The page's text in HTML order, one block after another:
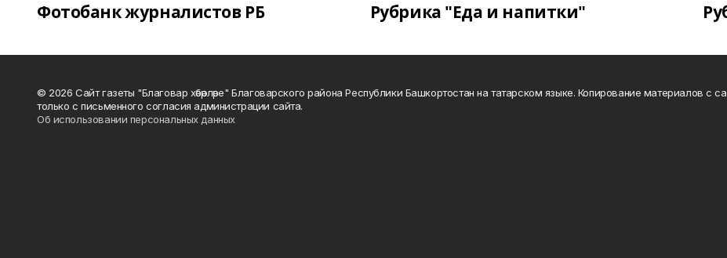
Фотобанк журналистов РБ Рубрика "Еда и напитки"
© 2026 Сайт газеты "Благовар хәбәрләре" Благоварского района Республики Башкортостан на татарском языке. Копирование материалов с
только с письменного согласия администрации сайта.
Об использовании персональных данных